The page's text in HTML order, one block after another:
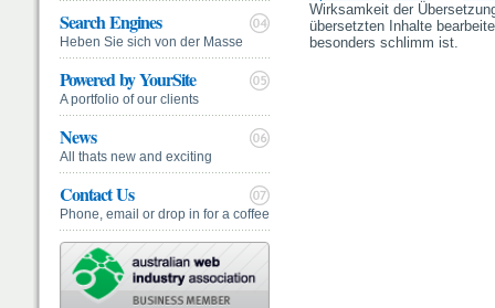
Search Engines
Heben Sie sich von der Masse
Powered by YourSite
A portfolio of our clients
News
All thats new and exciting
Contact Us
Phone, email or drop in for a coffee
Wirksamkeit der
übersetzten Inhalte
besonders schlimm ist.